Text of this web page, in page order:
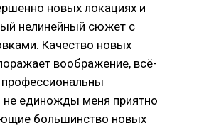
новых локациях и
нелинейный сюжет с
Качество новых
воображение, всё-
не единожды меня приятно
большинство новых